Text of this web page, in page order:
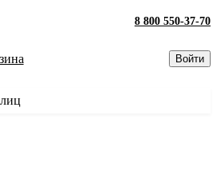
8 800 550-37-70
Войти